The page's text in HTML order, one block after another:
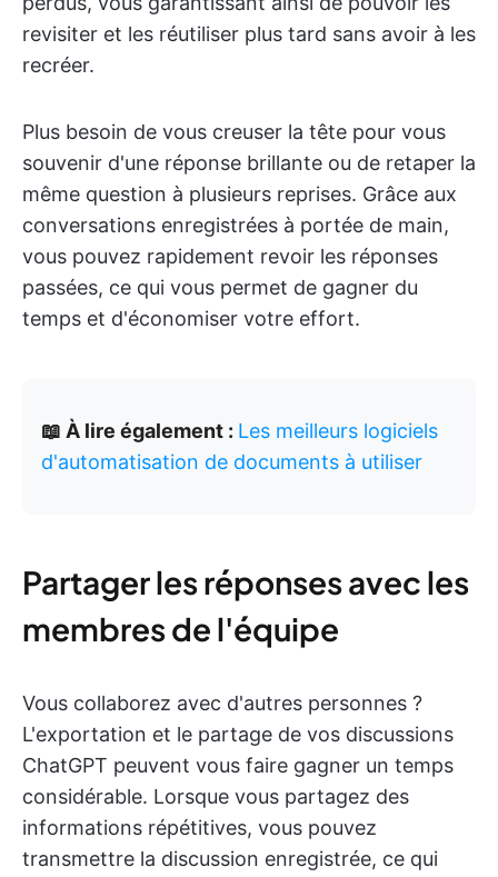
revisiter et les réutiliser plus tard sans avoir à les
recréer.
Plus besoin de vous creuser la tête pour vous
souvenir d'une réponse brillante ou de retaper la
même question à plusieurs reprises. Grâce aux
conversations enregistrées à portée de main,
vous pouvez rapidement revoir les réponses
passées, ce qui vous permet de gagner du
temps et d'économiser votre effort.
📖 À lire également : Les meilleurs logiciels
d'automatisation de documents à utiliser
Partager les réponses avec les
membres de l'équipe
Vous collaborez avec d'autres personnes ?
L'exportation et le partage de vos discussions
ChatGPT peuvent vous faire gagner un temps
considérable. Lorsque vous partagez des
informations répétitives, vous pouvez
transmettre la discussion enregistrée, ce qui